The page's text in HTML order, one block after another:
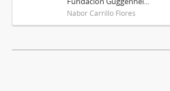
Nabor Carrillo Flores